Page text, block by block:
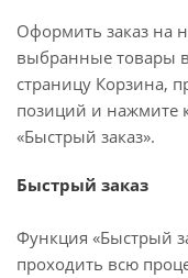
Оформить заказ на
выбранные товары
страницу Корзина,
позиций и нажмите
«Быстрый заказ».
Быстрый заказ
Функция «Быстрый
проходить всю